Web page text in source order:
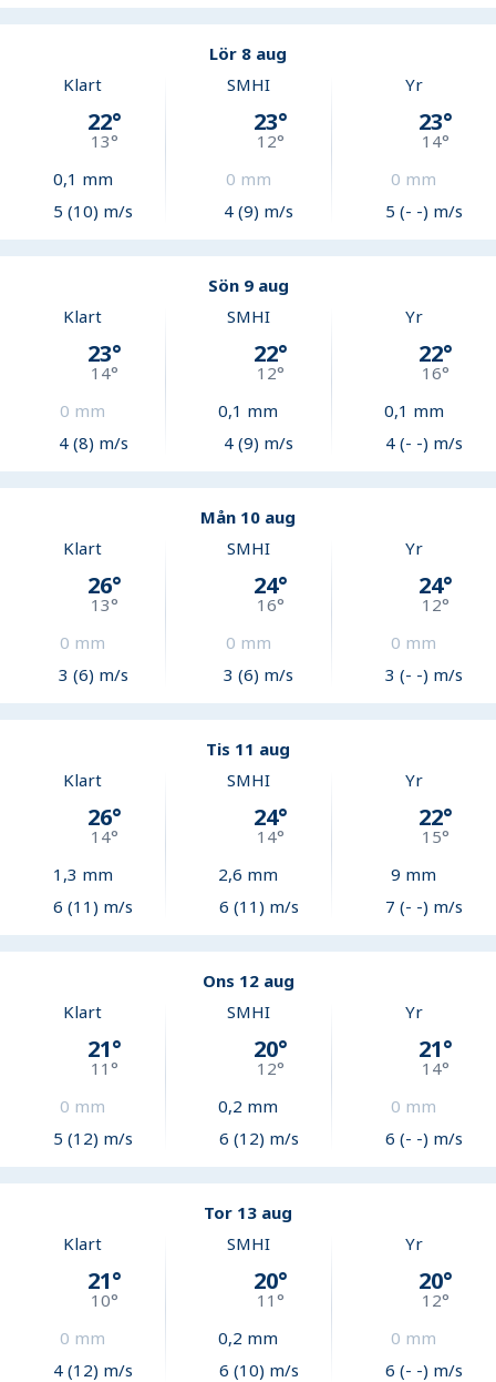
Lör 8 aug
Klart
22°
13°
0,1 mm
5 (10) m/s
SMHI
23°
12°
0 mm
4 (9) m/s
Yr
23°
14°
0 mm
5 (- -) m/s
Sön 9 aug
Klart
23°
14°
0 mm
4 (8) m/s
SMHI
22°
12°
0,1 mm
4 (9) m/s
Yr
22°
16°
0,1 mm
4 (- -) m/s
Mån 10 aug
Klart
26°
13°
0 mm
3 (6) m/s
SMHI
24°
16°
0 mm
3 (6) m/s
Yr
24°
12°
0 mm
3 (- -) m/s
Tis 11 aug
Klart
26°
14°
1,3 mm
6 (11) m/s
SMHI
24°
14°
2,6 mm
6 (11) m/s
Yr
22°
15°
9 mm
7 (- -) m/s
Ons 12 aug
Klart
21°
11°
0 mm
5 (12) m/s
SMHI
20°
12°
0,2 mm
6 (12) m/s
Yr
21°
14°
0 mm
6 (- -) m/s
Tor 13 aug
Klart
21°
10°
0 mm
4 (12) m/s
SMHI
20°
11 °
0,2 mm
6 (10) m/s
Yr
20°
12°
0 mm
6 (- -) m/s